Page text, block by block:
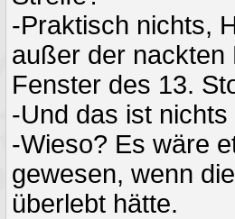
-Praktisch nichts,
außer der nackten
Fenster des 13.
-Und das ist
-Wieso? Es wäre
gewesen, wenn
überlebt hätte.